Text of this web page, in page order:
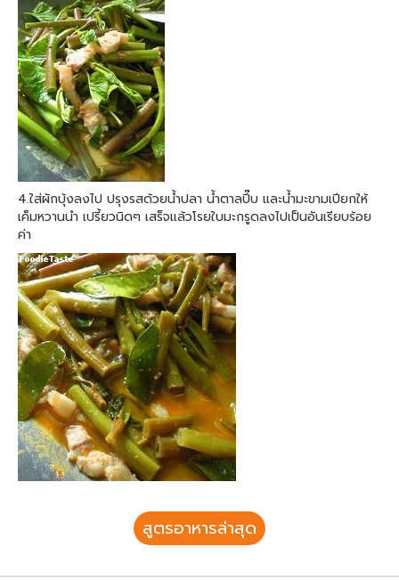
4.ใส่ผักบุ้งลงไป ปรุงรสด้วยน้ำปลา น้ำตาลปี๊บ และน้ำมะขามเปียกให้
เค็มหวานนำ เปรี้ยวนิดๆ เสร็จแล้วโรยใบมะกรูดลงไปเป็นอันเรียบร้อย
ค่า
สูตรอาหารล่าสุด